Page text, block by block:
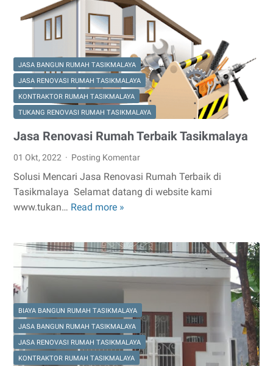
Tasikmalaya
JASA BANGUN RUMAH TASIKMALAYA
JASA RENOVASI RUMAH TASIKMALAYA
KONTRAKTOR RUMAH TASIKMALAYA
TUKANG RENOVASI RUMAH TASIKMALAYA
Jasa Renovasi Rumah Terbaik Tasikmalaya
01 Okt, 2022 Posting Komentar
Solusi Mencari Jasa Renovasi Rumah Terbaik di
Tasikmalaya Selamat datang di website kami
www.tukan… Read more »
Terbaik
Tasikmalaya
BIAYA BANGUN RUMAH TASIKMALAYA
JASA BANGUN RUMAH TASIKMALAYA
JASA RENOVASI RUMAH TASIKMALAYA
KONTRAKTOR RUMAH TASIKMALAYA